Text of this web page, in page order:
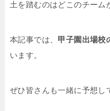
土を踏むのはどこのチーム
本記事では、 甲子園出場校
います。
ぜひ皆さんも一緒に予想し